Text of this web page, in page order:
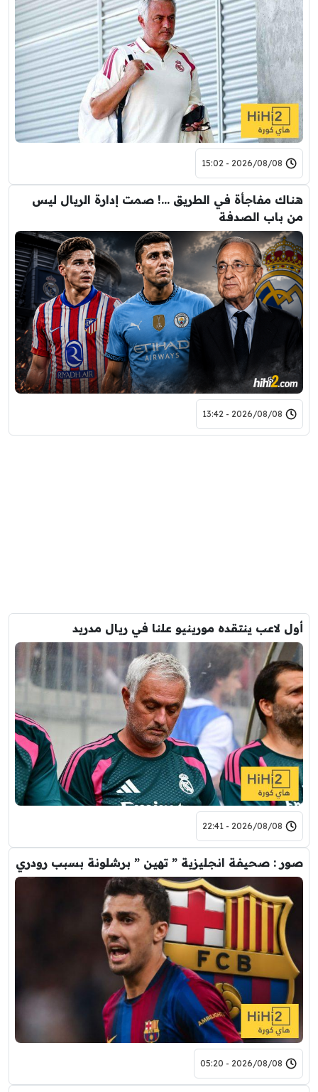
2026/08/08 - 15:02
هناك مفاجأة في الطريق …! صمت إدارة الريال ليس
من باب الصدفة
2026/08/08 - 13:42
أول لاعب ينتقده مورينيو علنا في ريال مدريد
2026/08/08 - 22:41
صور : صحيفة انجليزية ” تهين ” برشلونة بسبب رودري
2026/08/08 - 05:20